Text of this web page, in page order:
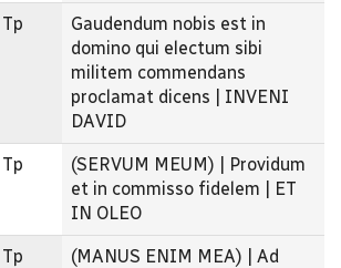
Tp
Gaudendum nobis est in
domino qui electum sibi
militem commendans
proclamat dicens | INVENI
DAVID
Tp
(SERVUM MEUM) | Providum
et in commisso fidelem | ET
IN OLEO
Tp
(MANUS ENIM MEA) | Ad